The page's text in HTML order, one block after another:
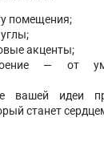
помещения;
акценты;
— от
вашей идеи
станет